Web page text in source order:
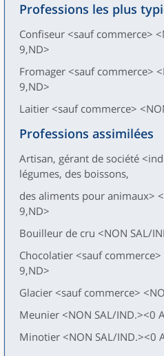
Professions les plus
Confiseur <sauf commerce>
9,ND>
Fromager <sauf commerce>
9,ND>
Laitier <sauf commerce>
Professions assimilées
Artisan, gérant de société
légumes, des boissons,
des aliments pour animaux>
9,ND>
Bouilleur de cru <NON SAL/
Chocolatier <sauf
9,ND>
Glacier <sauf commerce>
Meunier <NON SAL/IND.><0
Minotier <NON SAL/IND.><0